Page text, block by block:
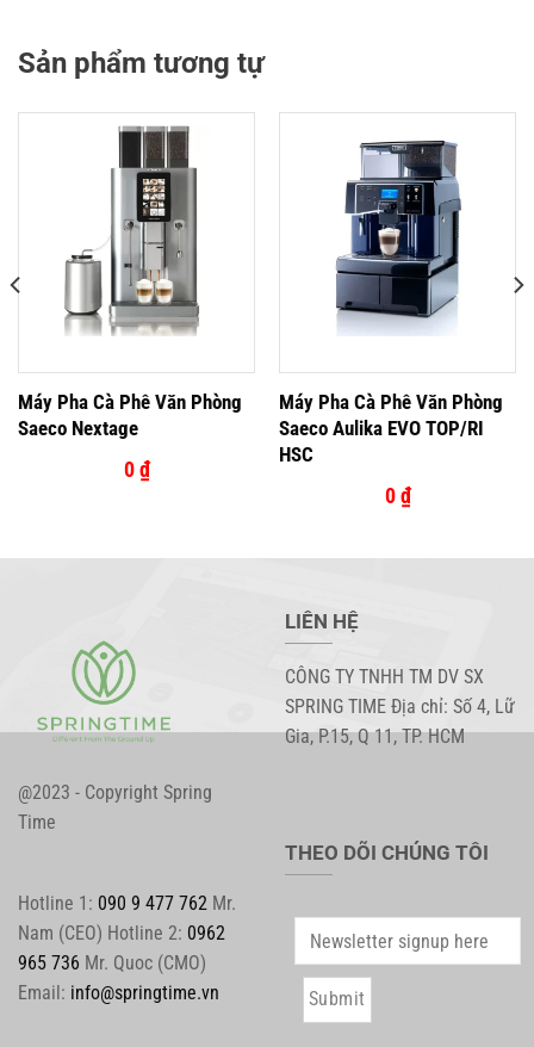
Sản phẩm tương tự
Máy Pha Cà Phê Văn Phòng
Saeco Nextage
0₫
Máy Pha Cà Phê Văn Phòng
Saeco Aulika EVO TOP/RI
HSC
0₫
@2023 - Copyright Spring
Time
LIÊN HỆ
CÔNG TY TNHH TM DV SX
SPRING TIME Địa chỉ: Số 4, Lữ
Gia, P.15, Q 11, TP. HCM
Hotline 1: 090 9 477 762 Mr.
Nam (CEO) Hotline 2: 0962
965 736 Mr. Quoc (CMO)
Email: info@springtime.vn
THEO DÕI CHÚNG TÔI